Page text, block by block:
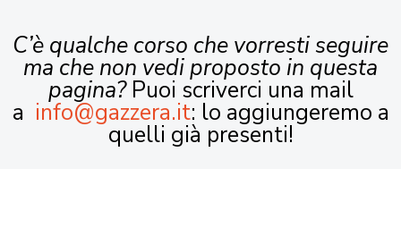
C’è qualche corso che vorresti seguire
ma che non vedi proposto in questa
pagina?Puoi scriverci una mail
a info@gazzera.it: lo aggiungeremo a
quelli già presenti!